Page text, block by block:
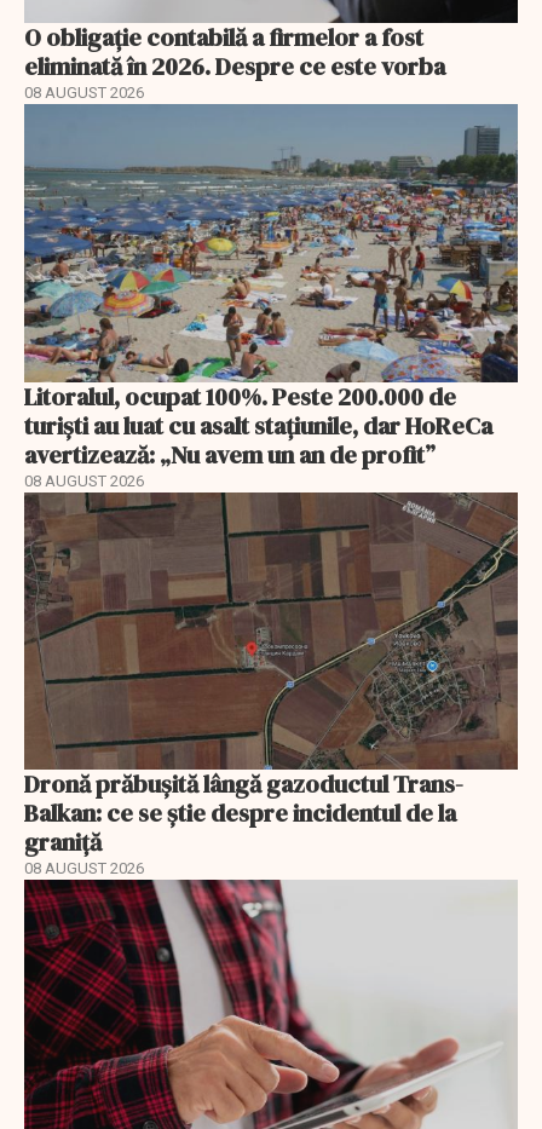
O obligație contabilă a firmelor a fost
eliminată în 2026. Despre ce este vorba
08 AUGUST 2026
Litoralul, ocupat 100%. Peste 200.000 de
turiști au luat cu asalt stațiunile, dar HoReCa
avertizează: „Nu avem un an de profit”
08 AUGUST 2026
Dronă prăbușită lângă gazoductul Trans-
Balkan: ce se știe despre incidentul de la
graniță
08 AUGUST 2026